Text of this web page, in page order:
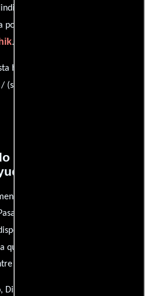
por
.
historia están divididos entre
(story)) y
ver la películas
no contamos con enlaces a
por nuestro catálogo de
También puedes
que le demos prioridad y te
disponible